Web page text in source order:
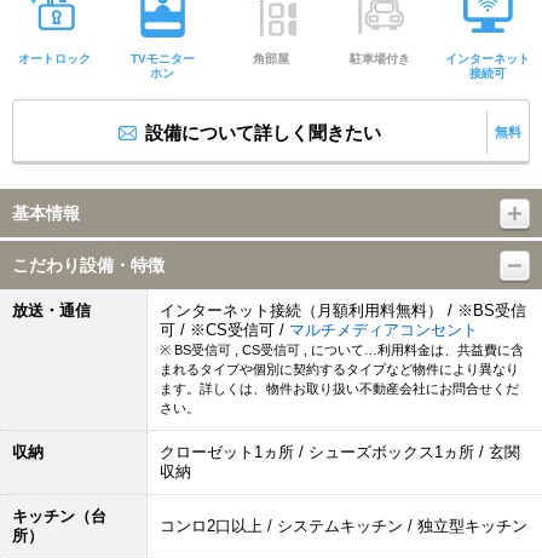
オートロック
TVモニター
ホン
角部屋 駐車場付き
インターネット
接続可
設備について詳しく聞きたい 無料
基本情報
こだわり設備・特徴
放送・通信
インターネット接続（月額利用料無料） / ※BS受信
可 / ※CS受信可 / マルチメディアコンセント
※ BS受信可 , CS受信可 , について…利用料金は、共益費に含
まれるタイプや個別に契約するタイプなど物件により異なり
ます。詳しくは、物件お取り扱い不動産会社にお問合せくだ
さい。
収納
クローゼット1ヵ所 / シューズボックス1ヵ所 / 玄関
収納
キッチン（台
所）
コンロ2口以上 / システムキッチン / 独立型キッチン